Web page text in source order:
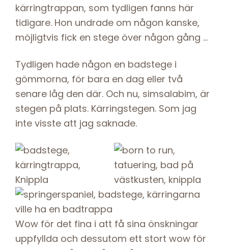
kärringtrappan, som tydligen fanns här
tidigare. Hon undrade om någon kanske,
möjligtvis fick en stege över någon gång …
Tydligen hade någon en badstege i
gömmorna, för bara en dag eller två
senare låg den där. Och nu, simsalabim, är
stegen på plats. Kärringstegen. Som jag
inte visste att jag saknade.
Wow för det fina i att få sina önskningar
uppfyllda och dessutom ett stort wow för